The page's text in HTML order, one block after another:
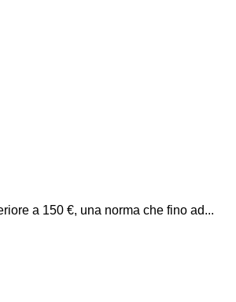
a 150 €, una norma che fino ad...